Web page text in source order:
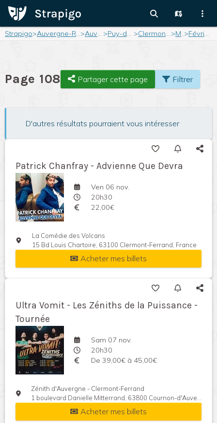
Strapigo> Auvergne-Rhône-Alpes> Auvergne > Puy-de-Dôme > Clermont-Ferrand > Mois> Février 2025
Page 108 Partager cette page Filtrer
D'autres résultats pourraient vous intéresser
Patrick Chanfray - Advienne Que Devra
Ven 06 nov.
20h30
22,00€
La Comédie des Volcans
15 Bd Louis Chartoire, 63100 Clermont-Ferrand, France
Acheter mes billets
Ultra Vomit - Les Zéniths de la Puissance -
Tournée
Sam 07 nov.
20h30
De 39,00€ à 45,00€
Zénith d'Auvergne - Clermont-Ferrand
1 boulevard Danielle Mitterrand, 63800 Cournon-d'Auvergne, France
Acheter mes billets